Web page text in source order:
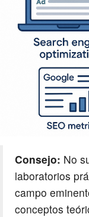
Consejo: No
laboratorios
campo
conceptos